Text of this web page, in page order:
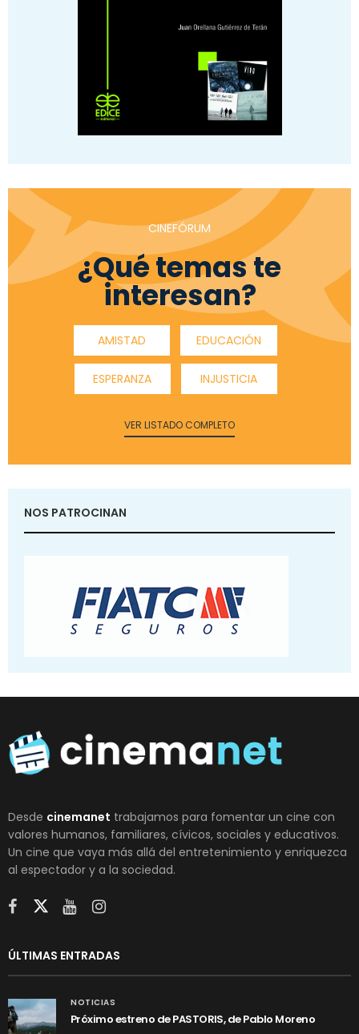
CINEFÓRUM
¿Qué temas te
interesan?
AMISTAD EDUCACIÓN
ESPERANZA INJUSTICIA
VER LISTADO COMPLETO
NOS PATROCINAN
Desde cinemanet trabajamos para fomentar un cine con
valores humanos, familiares, cívicos, sociales y educativos.
Un cine que vaya más allá del entretenimiento y enriquezca
al espectador y a la sociedad.
ÚLTIMAS ENTRADAS
NOTICIAS
Próximo estreno de PASTORIS, de Pablo Moreno